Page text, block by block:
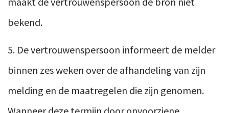
bekend.
5. De vertrouwenspersoon informeert de melder
binnen zes weken over de afhandeling van zijn
melding en de maatregelen die zijn genomen.